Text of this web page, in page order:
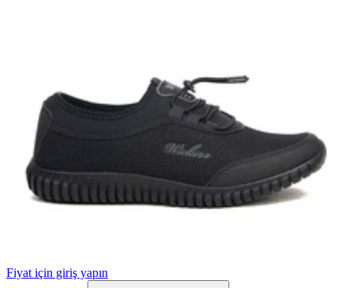
Fiyat için giriş yapın